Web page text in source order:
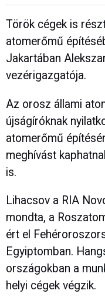
Török cégek is
atomerőmű
Jakartában
vezérigazgatója.
Az orosz állami
újságíróknak
atomerőmű
meghívást
is.
Lihacsov a RIA
mondta, a
ért el
Egyiptomban.
országokban a
helyi cégek végzik.